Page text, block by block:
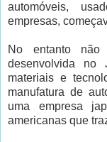
automóveis,
empresas,
No entanto não
desenvolvida no
materiais e
manufatura de
uma empresa
americanas que